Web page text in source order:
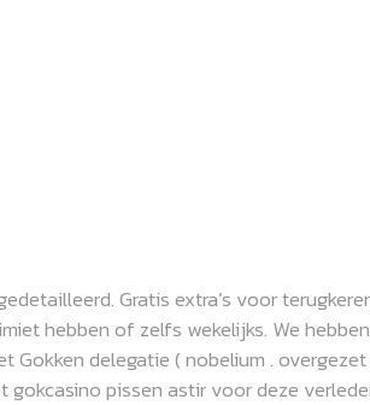
Gratis extra’s voor
hebben of zelfs wekelijks. We
delegatie ( nobelium .
pissen astir voor deze